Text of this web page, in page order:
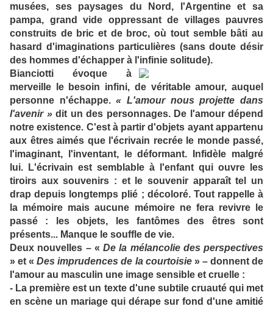
musées, ses paysages du Nord, l'Argentine et sa
pampa, grand vide oppressant de villages pauvres
construits de bric et de broc, où tout semble bâti au
hasard d'imaginations particulières (sans doute désir
des hommes d'échapper à l'infinie solitude).
Bianciotti évoque à
merveille le besoin infini, de véritable amour, auquel
personne n'échappe.« L'amour nous projette dans
l'avenir »dit un des personnages. De l'amour dépend
notre existence. C'est à partir d'objets ayant appartenu
aux êtres aimés que l'écrivain recrée le monde passé,
l'imaginant, l'inventant, le déformant. Infidèle malgré
lui. L'écrivain est semblable à l'enfant qui ouvre les
tiroirs aux souvenirs : et le souvenir apparaît tel un
drap depuis longtemps plié ; décoloré. Tout rappelle à
la mémoire mais aucune mémoire ne fera revivre le
passé : les objets, les fantômes des êtres sont
présents... Manque le souffle de vie.
Deux nouvelles – « De la mélancolie des perspectives
» et «Des imprudences de la courtoisie» – donnent de
l'amour au masculin une image sensible et cruelle :
- La première est un texte d'une subtile cruauté qui met
en scène un mariage qui dérape sur fond d'une amitié